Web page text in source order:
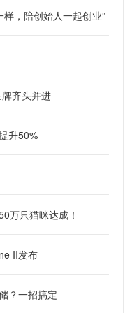
样，陪创始人一起创业”
齐头并进
升50%
万只猫咪达成！
II发布
？一招搞定